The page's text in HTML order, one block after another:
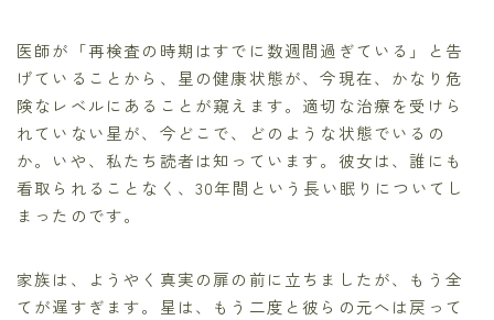
医師が「再検査の時期はすでに数週間過ぎている」と告
げていることから、星の健康状態が、今現在、かなり危
険なレベルにあることが窺えます。適切な治療を受けら
れていない星が、今どこで、どのような状態でいるの
か。いや、私たち読者は知っています。彼女は、誰にも
看取られることなく、30年間という長い眠りについてし
まったのです。
家族は、ようやく真実の扉の前に立ちましたが、もう全
てが遅すぎます。星は、もう二度と彼らの元へは戻って